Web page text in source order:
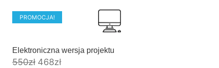
PROMOCJA!
Elektroniczna wersja projektu
550zł 468zł